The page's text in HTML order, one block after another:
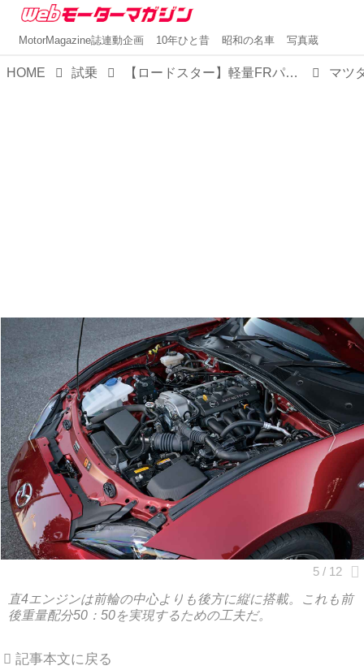
MotorMagazine誌連動企画 10年ひと昔 昭和の名車 写真蔵
HOME 試乗 【ロードスター】軽量FRパッケージ×マツダの執念が生んだ、世界を幸せにするオープンスポーツを再考する
直4エンジンは前輪の中心よりも後方に縦に搭載。これも前
後重量配分50：50を実現するための工夫だ。
記事本文に戻る